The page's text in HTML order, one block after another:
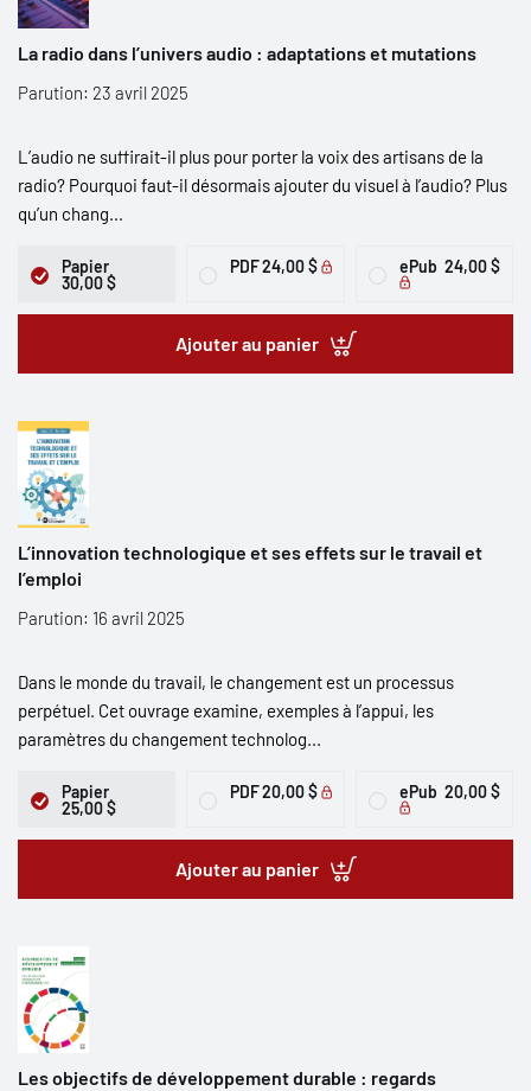
La radio dans l’univers audio : adaptations et mutations
Parution: 23 avril 2025
L’audio ne suffirait-il plus pour porter la voix des artisans de la
radio? Pourquoi faut-il désormais ajouter du visuel à l’audio? Plus
qu’un chang...
Papier
30,00 $
PDF24,00 $ ePub 24,00 $
Ajouter au panier
L’innovation technologique et ses effets sur le travail et
l’emploi
Parution: 16 avril 2025
Dans le monde du travail, le changement est un processus
perpétuel. Cet ouvrage examine, exemples à l’appui, les
paramètres du changement technolog...
Papier
25,00 $
PDF20,00 $ ePub 20,00 $
Ajouter au panier
Les objectifs de développement durable : regards